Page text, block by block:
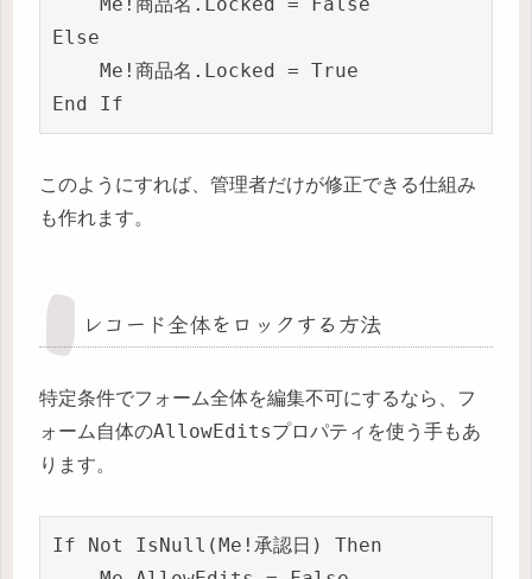
Else
    Me!商品名.Locked = True
このようにすれば、管理者だけが修正できる仕組み
も作れます。
レコード全体をロックする方法
特定条件でフォーム全体を編集不可にするなら、フ
ォーム自体のAllowEditsプロパティを使う手もあ
ります。
If Not IsNull(Me!承認日) Then